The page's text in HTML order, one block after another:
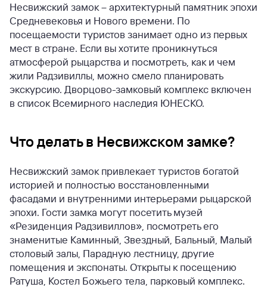
Несвижский замок – архитектурный памятник эпохи
Средневековья и Нового времени. По
посещаемости туристов занимает одно из первых
мест в стране. Если вы хотите проникнуться
атмосферой рыцарства и посмотреть, как и чем
жили Радзивиллы, можно смело планировать
экскурсию. Дворцово-замковый комплекс включен
в список Всемирного наследия ЮНЕСКО.
Что делать в Несвижском замке?
Несвижский замок привлекает туристов богатой
историей и полностью восстановленными
фасадами и внутренними интерьерами рыцарской
эпохи. Гости замка могут посетить музей
«Резиденция Радзивиллов», посмотреть его
знаменитые Каминный, Звездный, Бальный, Малый
столовый залы, Парадную лестницу, другие
помещения и экспонаты. Открыты к посещению
Ратуша, Костел Божьего тела, парковый комплекс.